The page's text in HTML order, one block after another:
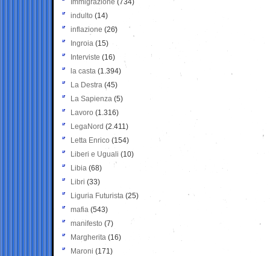
Immigrazione (734)
indulto (14)
inflazione (26)
Ingroia (15)
Interviste (16)
la casta (1.394)
La Destra (45)
La Sapienza (5)
Lavoro (1.316)
LegaNord (2.411)
Letta Enrico (154)
Liberi e Uguali (10)
Libia (68)
Libri (33)
Liguria Futurista (25)
mafia (543)
manifesto (7)
Margherita (16)
Maroni (171)